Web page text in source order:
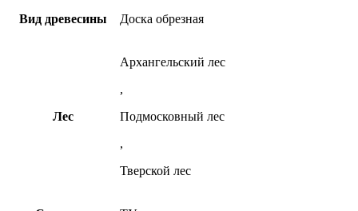
Вид древесины Доска обрезная
Лес
Архангельский лес
,
Подмосковный лес
,
Тверской лес